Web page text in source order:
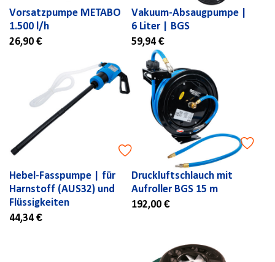
Vorsatzpumpe METABO
1.500 l/h
26,90 €
Vakuum-Absaugpumpe |
6 Liter | BGS
59,94 €
Hebel-Fasspumpe | für
Harnstoff (AUS32) und
Flüssigkeiten
44,34 €
Druckluftschlauch mit
Aufroller BGS 15 m
192,00 €